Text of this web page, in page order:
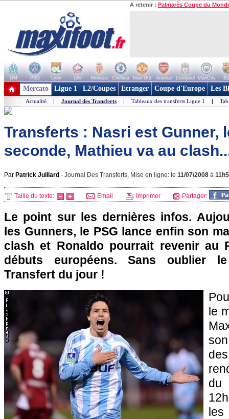
A retenir : Palmarès Coupe du
OM PSG Lyon Lille Monaco Chelsea Man Utd Arsenal Liverpool ManCity
+ de clubs
Mercato Ligue 1 L2/Coupes Etranger Coupe d'Europe Les
Actualité | Journal des Transferts | Tableaux des transferts Ligue 1 |
Transferts : Nasri est Gunner,
seconde, Mathieu va au
Par Patrick Juillard - Journal Des Transferts, Mise en ligne: le 11/07/2008 à
Taille du texte: Email Imprimer Partager:
Le point sur les dernières infos.
les Gunners, le PSG lance enfin son
clash et Ronaldo pourrait revenir au
débuts européens. Sans oublier
Transfert du jour !
le
du
les